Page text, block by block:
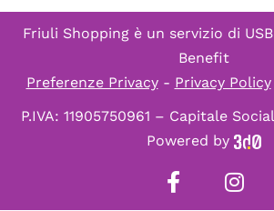
Friuli Shopping è un servizio di
Benefit
Preferenze Privacy- Privacy Policy
P.IVA: 11905750961 – Capitale
Powered by